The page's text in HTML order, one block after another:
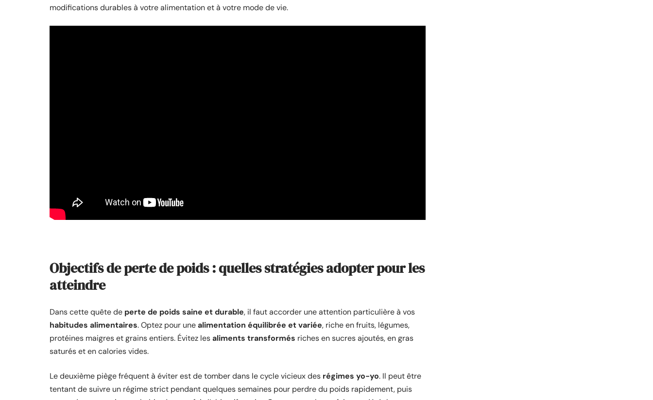
modifications durables à votre alimentation et à votre mode de vie.
Objectifs de perte de poids : quelles stratégies adopter pour les
atteindre
Dans cette quête de perte de poids saine et durable, il faut accorder une attention particulière à vos
habitudes alimentaires. Optez pour unealimentation équilibrée et variée, riche en fruits, légumes,
protéines maigres et grains entiers. Évitez lesaliments transformés riches en sucres ajoutés, en gras
saturés et en calories vides.
Le deuxième piège fréquent à éviter est de tomber dans le cycle vicieux des régimes yo-yo. Il peut être
tentant de suivre un régime strict pendant quelques semaines pour perdre du poids rapidement, puis